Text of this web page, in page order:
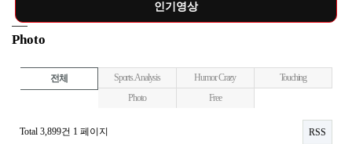
인기영상
Photo
전체 Sports. Analysis Humor. Crazy
Touching
Photo
Free
Total 3,899건 1 페이지 RSS